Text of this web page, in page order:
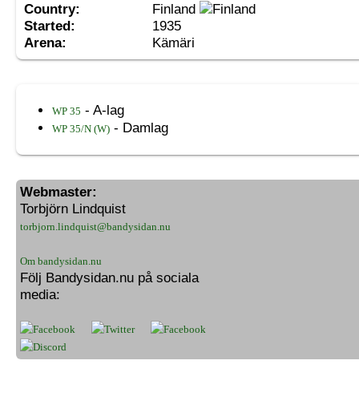
Country:
Finland
Started:
1935
Arena:
Kämäri
WP 35 - A-lag
WP 35/N (W) - Damlag
Webmaster:
Torbjörn Lindquist
torbjorn.lindquist@bandysidan.nu
Om bandysidan.nu
Följ Bandysidan.nu på sociala
media: